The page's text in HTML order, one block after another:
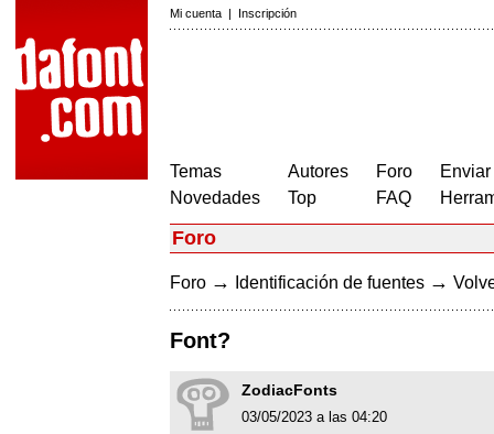
Mi cuenta | Inscripción
Temas
Novedades
Autores
Top
Foro
FAQ
Foro
Foro → Identificación de fuentes →
Font?
ZodiacFonts
03/05/2023 a las 04:20